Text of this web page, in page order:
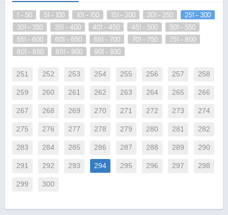
1 - 50 51 - 100 101 - 150 151 - 200 201 - 250
251 - 300
301 - 350
351 - 400 401 - 450 451 - 500
501 - 550
551 - 600
601 - 650 651 - 700 701 - 750
751 - 800
801 - 850
851 - 900 901 - 930
251 252 253 254 255 256 257 258
259 260 261 262 263 264 265 266
267 268 269 270 271 272 273 274
275 276 277 278 279 280 281 282
283 284 285 286 287 288 289 290
291 292 293 294 295 296 297 298
299 300